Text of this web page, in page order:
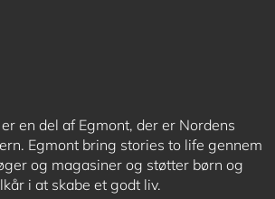
en del af Egmont, der er Nordens
Egmont bring stories to life gennem
og magasiner og støtter børn og
i at skabe et godt liv.